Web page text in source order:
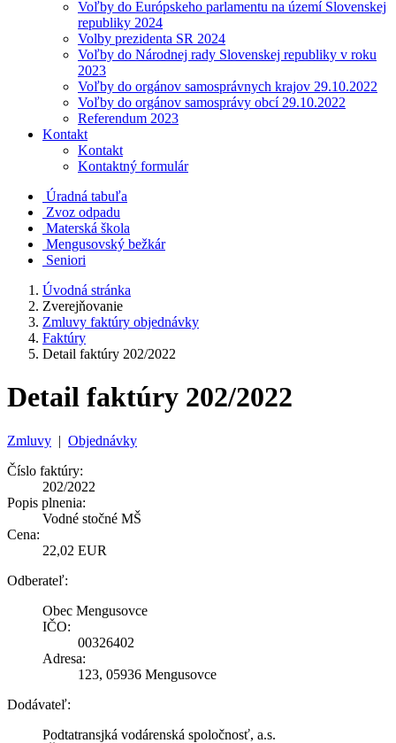
Voľby do Európskeho parlamentu na území Slovenskej
republiky 2024
Volby prezidenta SR 2024
Voľby do Národnej rady Slovenskej republiky v roku
2023
Voľby do orgánov samosprávnych krajov 29.10.2022
Voľby do orgánov samosprávy obcí 29.10.2022
Referendum 2023
Kontakt
Kontakt
Kontaktný formulár
Úradná tabuľa
Zvoz odpadu
Materská škola
Mengusovský bežkár
Seniori
Úvodná stránka
Zverejňovanie
Zmluvy faktúry objednávky
Faktúry
Detail faktúry 202/2022
Detail faktúry 202/2022
Zmluvy | Objednávky
Číslo faktúry:
202/2022
Popis plnenia:
Vodné stočné MŠ
Cena:
22,02 EUR
Odberateľ:
Obec Mengusovce
IČO:
00326402
Adresa:
123, 05936 Mengusovce
Dodávateľ:
Podtatransjká vodárenská spoločnosť, a.s.